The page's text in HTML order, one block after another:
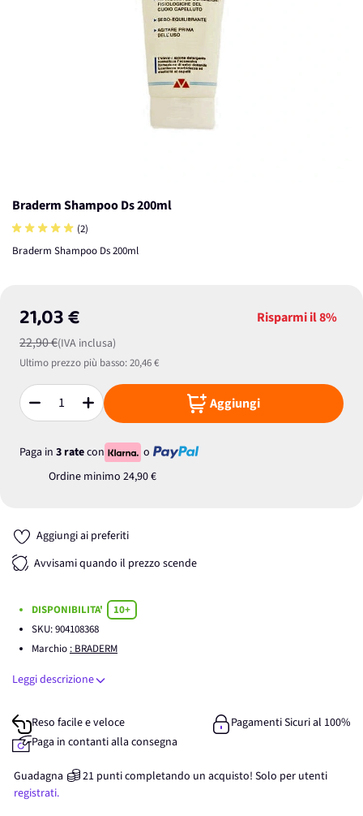
Braderm Shampoo Ds 200ml
(2)
Braderm Shampoo Ds 200ml
21,03 €
22,90 €(IVA inclusa)
Risparmi il8%
Ultimo prezzo più basso:20,46 €
Quantità Aggiungi
Paga in 3 ratecon
o
Ordine minimo 24,90 €
Aggiungi ai preferiti
Avvisami quando il prezzo scende
DISPONIBILITA'
10+
SKU:904108368
Marchio : BRADERM
Leggi descrizione
Reso facile e veloce
Pagamenti Sicuri al 100%
Paga in contanti alla consegna
Guadagna 21 punticompletando un acquisto! Solo per utenti
registrati.